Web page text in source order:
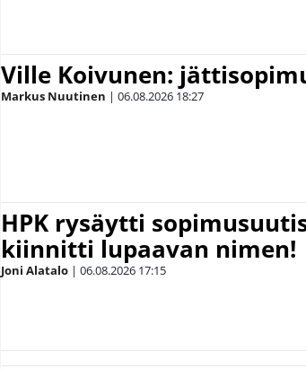
Ville Koivunen:
Markus Nuutinen | 06.08.2026 18:27
HPK rysäytti
kiinnitti lupaavan nimen!
Joni Alatalo | 06.08.2026 17:15